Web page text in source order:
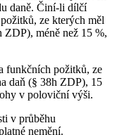
daně. Činí-li dílčí
ze kterých měl
ZDP), méně než 15 %,
funkčních požitků, ze
daň (§ 38h ZDP), 15
v poloviční výši.
v průběhu
nemění.